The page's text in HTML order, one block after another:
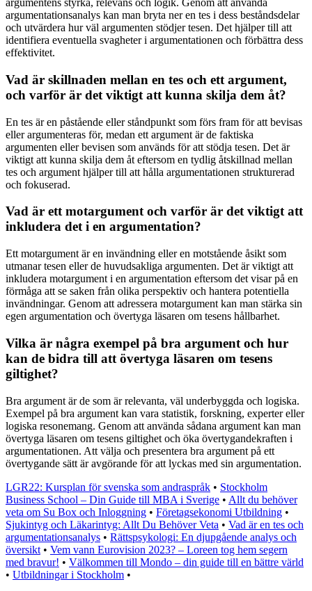
argumentens styrka, relevans och logik. Genom att använda
argumentationsanalys kan man bryta ner en tes i dess beståndsdelar
och utvärdera hur väl argumenten stödjer tesen. Det hjälper till att
identifiera eventuella svagheter i argumentationen och förbättra dess
effektivitet.
Vad är skillnaden mellan en tes och ett argument,
och varför är det viktigt att kunna skilja dem åt?
En tes är en påstående eller ståndpunkt som förs fram för att bevisas
eller argumenteras för, medan ett argument är de faktiska
argumenten eller bevisen som används för att stödja tesen. Det är
viktigt att kunna skilja dem åt eftersom en tydlig åtskillnad mellan
tes och argument hjälper till att hålla argumentationen strukturerad
och fokuserad.
Vad är ett motargument och varför är det viktigt att
inkludera det i en argumentation?
Ett motargument är en invändning eller en motstående åsikt som
utmanar tesen eller de huvudsakliga argumenten. Det är viktigt att
inkludera motargument i en argumentation eftersom det visar på en
förmåga att se saken från olika perspektiv och hantera potentiella
invändningar. Genom att adressera motargument kan man stärka sin
egen argumentation och övertyga läsaren om tesens hållbarhet.
Vilka är några exempel på bra argument och hur
kan de bidra till att övertyga läsaren om tesens
giltighet?
Bra argument är de som är relevanta, väl underbyggda och logiska.
Exempel på bra argument kan vara statistik, forskning, experter eller
logiska resonemang. Genom att använda sådana argument kan man
övertyga läsaren om tesens giltighet och öka övertygandekraften i
argumentationen. Att välja och presentera bra argument på ett
övertygande sätt är avgörande för att lyckas med sin argumentation.
LGR22: Kursplan för svenska som andraspråk • Stockholm
Business School – Din Guide till MBA i Sverige • Allt du behöver
veta om Su Box och Inloggning • Företagsekonomi Utbildning •
Sjukintyg och Läkarintyg: Allt Du Behöver Veta • Vad är en tes och
argumentationsanalys • Rättspsykologi: En djupgående analys och
översikt • Vem vann Eurovision 2023? – Loreen tog hem segern
med bravur! • Välkommen till Mondo – din guide till en bättre värld
• Utbildningar i Stockholm •